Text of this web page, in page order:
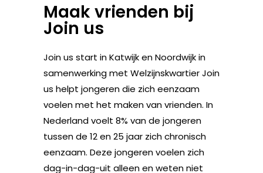
Maak vrienden bij
Join us
Join us start in Katwijk en Noordwijk in
samenwerking met Welzijnskwartier Join
us helpt jongeren die zich eenzaam
voelen met het maken van vrienden. In
Nederland voelt 8% van de jongeren
tussen de 12 en 25 jaar zich chronisch
eenzaam. Deze jongeren voelen zich
dag-in-dag-uit alleen en weten niet